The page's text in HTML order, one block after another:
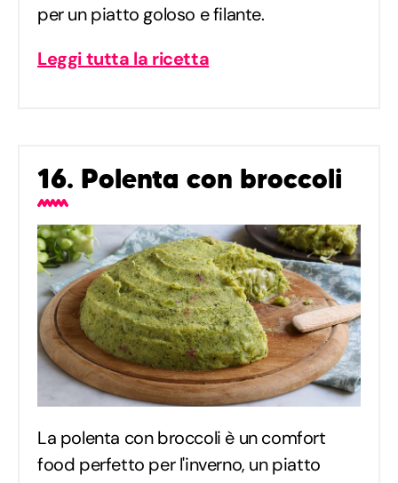
per un piatto goloso e filante.
Leggi tutta la ricetta
16. Polenta con broccoli
La polenta con broccoli è un comfort
food perfetto per l'inverno, un piatto